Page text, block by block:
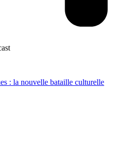
: la nouvelle bataille culturelle